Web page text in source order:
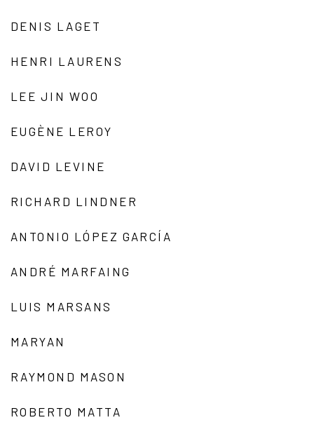
DENIS LAGET
HENRI LAURENS
LEE JIN WOO
EUGÈNE LEROY
DAVID LEVINE
RICHARD LINDNER
ANTONIO LÓPEZ GARCÍA
ANDRÉ MARFAING
LUIS MARSANS
MARYAN
RAYMOND MASON
ROBERTO MATTA